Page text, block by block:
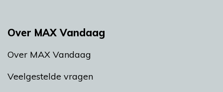
Over MAX Vandaag
Over MAX Vandaag
Veelgestelde vragen